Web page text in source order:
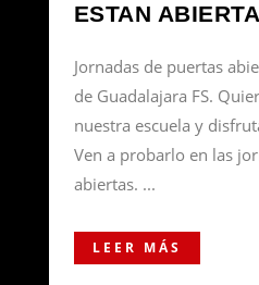
ESTAN
Jornadas de puertas
de Guadalajara FS.
nuestra escuela y
Ven a probarlo en las
abiertas. ...
LEER MÁS